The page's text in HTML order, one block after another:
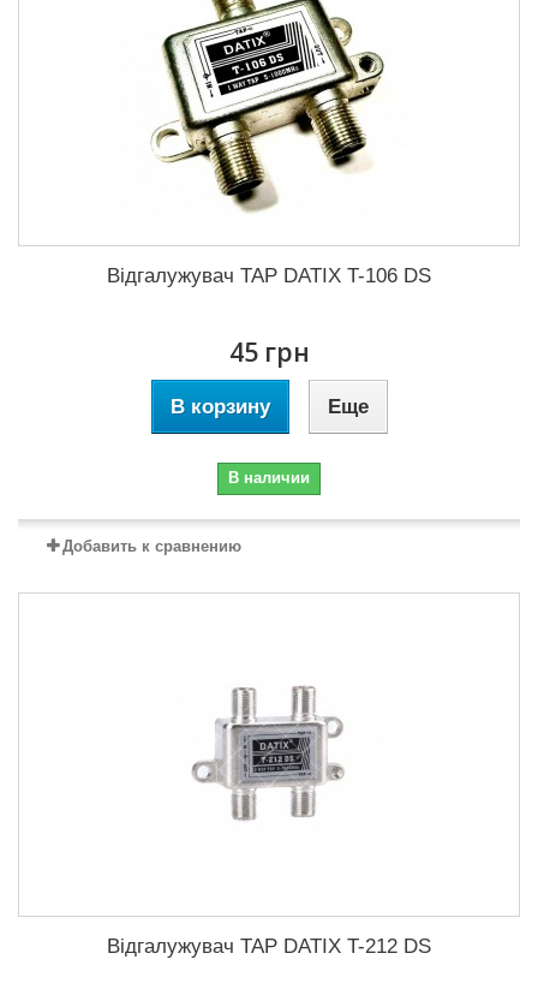
Відгалужувач TAP DATIX T-106 DS
45 грн
В корзину Еще
В наличии
Добавить к сравнению
Відгалужувач TAP DATIX T-212 DS